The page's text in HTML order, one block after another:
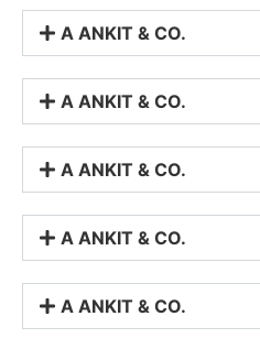
A ANKIT & CO.
A ANKIT & CO.
A ANKIT & CO.
A ANKIT & CO.
A ANKIT & CO.